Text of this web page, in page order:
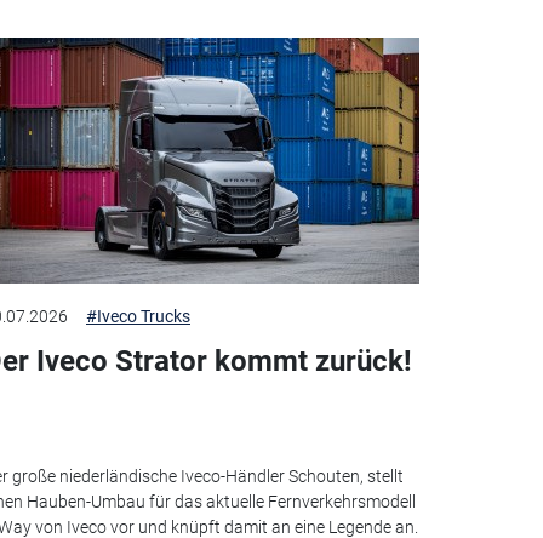
#Iveco Trucks
Iveco Strator kommt zurück!
große niederländische Iveco-Händler Schouten, stellt
Hauben-Umbau für das aktuelle Fernverkehrsmodell
von Iveco vor und knüpft damit an eine Legende an.